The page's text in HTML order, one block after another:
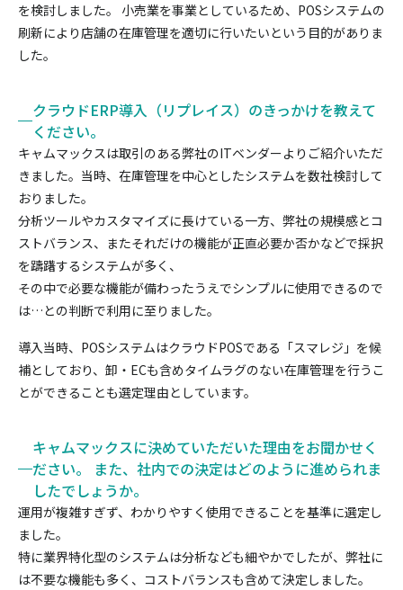
を検討しました。 小売業を事業としているため、POSシステムの
刷新により店舗の在庫管理を適切に行いたいという目的がありま
した。
クラウドERP導入（リプレイス）のきっかけを教えて
ください。
キャムマックスは取引のある弊社のITベンダーよりご紹介いただ
きました。当時、在庫管理を中心としたシステムを数社検討して
おりました。
分析ツールやカスタマイズに長けている一方、弊社の規模感とコ
ストバランス、またそれだけの機能が正直必要か否かなどで採択
を躊躇するシステムが多く、
その中で必要な機能が備わったうえでシンプルに使用できるので
は…との判断で利用に至りました。
導入当時、POSシステムはクラウドPOSである「スマレジ」を候
補としており、卸・ECも含めタイムラグのない在庫管理を行うこ
とができることも選定理由としています。
キャムマックスに決めていただいた理由をお聞かせく
ださい。 また、社内での決定はどのように進められま
したでしょうか。
運用が複雑すぎず、わかりやすく使用できることを基準に選定し
ました。
特に業界特化型のシステムは分析なども細やかでしたが、弊社に
は不要な機能も多く、コストバランスも含めて決定しました。